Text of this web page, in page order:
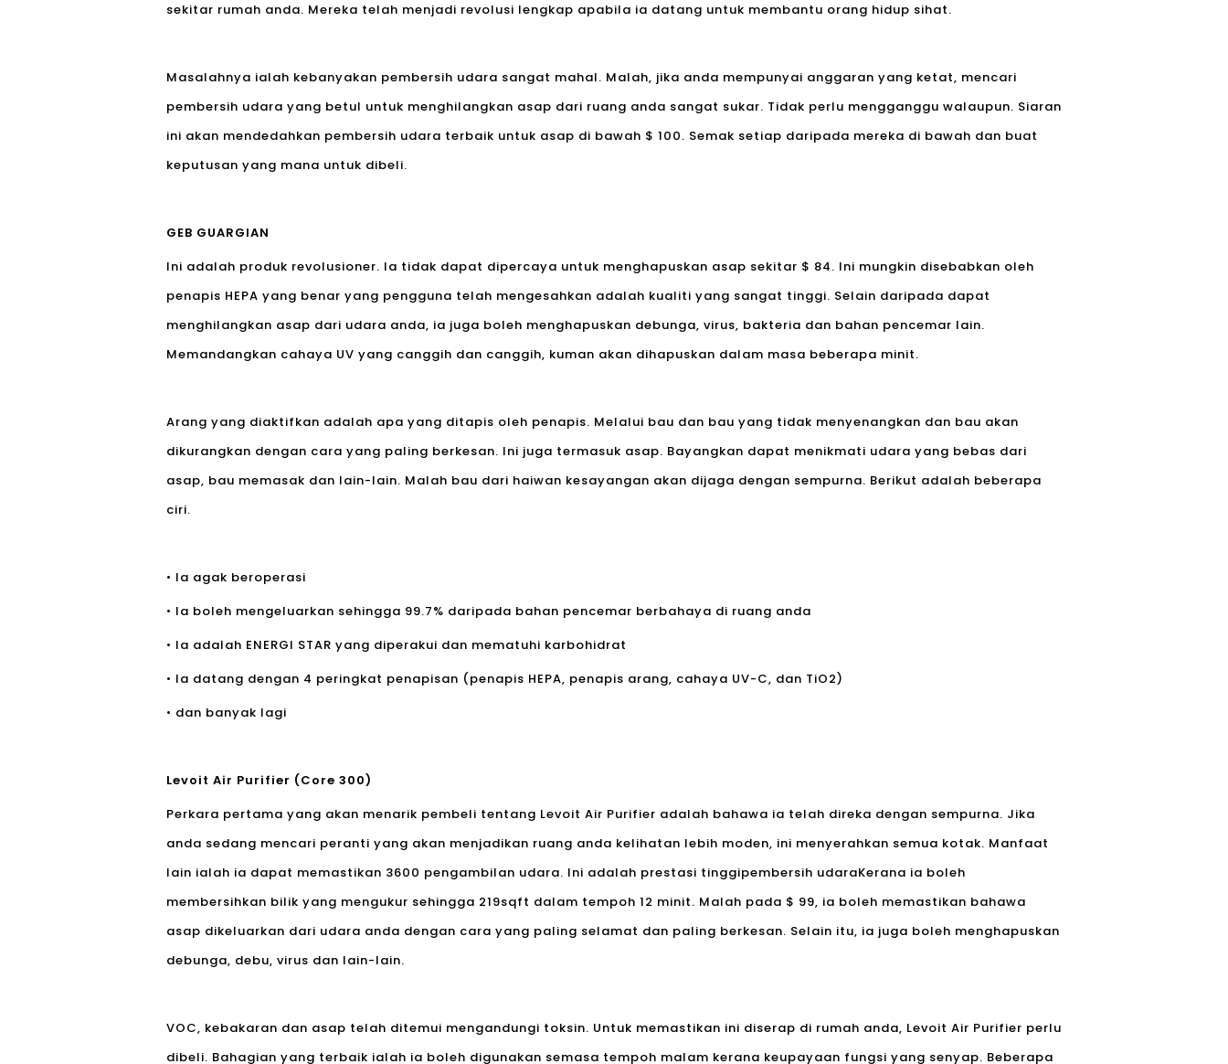
sekitar rumah anda. Mereka telah menjadi revolusi lengkap apabila ia datang untuk membantu orang hidup sihat.
Masalahnya ialah kebanyakan pembersih udara sangat mahal. Malah, jika anda mempunyai anggaran yang ketat, mencari
pembersih udara yang betul untuk menghilangkan asap dari ruang anda sangat sukar. Tidak perlu mengganggu walaupun. Siaran
ini akan mendedahkan pembersih udara terbaik untuk asap di bawah $ 100. Semak setiap daripada mereka di bawah dan buat
keputusan yang mana untuk dibeli.
GEB GUARGIAN
Ini adalah produk revolusioner. Ia tidak dapat dipercaya untuk menghapuskan asap sekitar $ 84. Ini mungkin disebabkan oleh
penapis HEPA yang benar yang pengguna telah mengesahkan adalah kualiti yang sangat tinggi. Selain daripada dapat
menghilangkan asap dari udara anda, ia juga boleh menghapuskan debunga, virus, bakteria dan bahan pencemar lain.
Memandangkan cahaya UV yang canggih dan canggih, kuman akan dihapuskan dalam masa beberapa minit.
Arang yang diaktifkan adalah apa yang ditapis oleh penapis. Melalui bau dan bau yang tidak menyenangkan dan bau akan
dikurangkan dengan cara yang paling berkesan. Ini juga termasuk asap. Bayangkan dapat menikmati udara yang bebas dari
asap, bau memasak dan lain-lain. Malah bau dari haiwan kesayangan akan dijaga dengan sempurna. Berikut adalah beberapa
ciri.
• Ia agak beroperasi
• Ia boleh mengeluarkan sehingga 99.7% daripada bahan pencemar berbahaya di ruang anda
• Ia adalah ENERGI STAR yang diperakui dan mematuhi karbohidrat
• Ia datang dengan 4 peringkat penapisan (penapis HEPA, penapis arang, cahaya UV-C, dan TiO2)
• dan banyak lagi
Levoit Air Purifier (Core 300)
Perkara pertama yang akan menarik pembeli tentang Levoit Air Purifier adalah bahawa ia telah direka dengan sempurna. Jika
anda sedang mencari peranti yang akan menjadikan ruang anda kelihatan lebih moden, ini menyerahkan semua kotak. Manfaat
lain ialah ia dapat memastikan 3600 pengambilan udara. Ini adalah prestasi tinggipembersih udaraKerana ia boleh
membersihkan bilik yang mengukur sehingga 219sqft dalam tempoh 12 minit. Malah pada $ 99, ia boleh memastikan bahawa
asap dikeluarkan dari udara anda dengan cara yang paling selamat dan paling berkesan. Selain itu, ia juga boleh menghapuskan
debunga, debu, virus dan lain-lain.
VOC, kebakaran dan asap telah ditemui mengandungi toksin. Untuk memastikan ini diserap di rumah anda, Levoit Air Purifier perlu
dibeli. Bahagian yang terbaik ialah ia boleh digunakan semasa tempoh malam kerana keupayaan fungsi yang senyap. Beberapa